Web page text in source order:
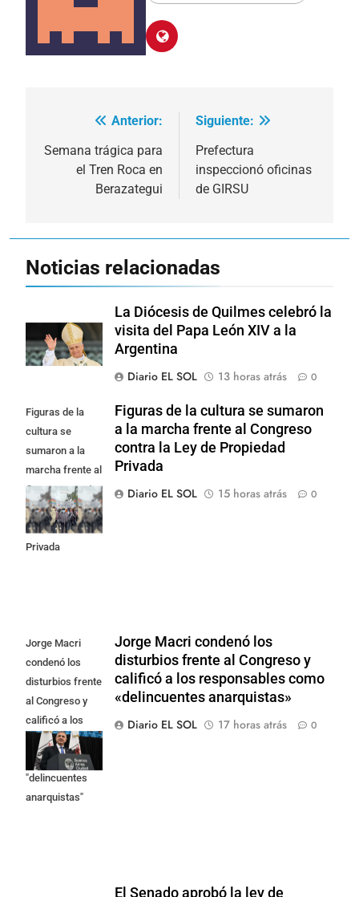
Navegación
de
entradas
Anterior:
Semana trágica para
el Tren Roca en
Berazategui
Siguiente:
Prefectura
inspeccionó oficinas
de GIRSU
Noticias relacionadas
La Diócesis de Quilmes celebró la
visita del Papa León XIV a la
Argentina
Diario EL SOL
13 horas atrás 0
Figuras de la
cultura se
sumaron a la
marcha frente al
Congreso contra
la Ley de
Propiedad
Privada
Figuras de la cultura se sumaron
a la marcha frente al Congreso
contra la Ley de Propiedad
Privada
Diario EL SOL
15 horas atrás 0
Jorge Macri
condenó los
disturbios frente
al Congreso y
calificó a los
responsables
como
"delincuentes
anarquistas"
Jorge Macri condenó los
disturbios frente al Congreso y
calificó a los responsables como
«delincuentes anarquistas»
Diario EL SOL
17 horas atrás 0
El Senado aprobó la ley de